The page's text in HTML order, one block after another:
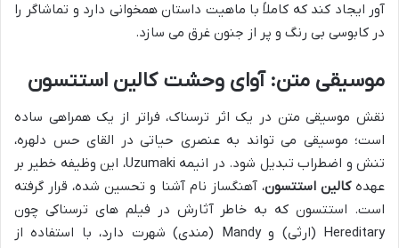
آور ایجاد کند که کاملاً با ماهیت داستان همخوانی دارد و تماشاگر را
در کابوسی بی رنگ و پر از جنون غرق می سازد.
موسیقی متن: آوای وحشت کالین استتسون
نقش موسیقی متن در یک اثر ترسناک، فراتر از یک همراهی ساده
است؛ موسیقی می تواند به عنصری حیاتی در القای حس دلهره،
تنش و اضطراب تبدیل شود. در انیمه Uzumaki، این وظیفه خطیر بر
عهدهکالین استتسون، آهنگساز نام آشنا و تحسین شده، قرار گرفته
است. استتسون که به خاطر آثارش در فیلم های ترسناکی چون
Hereditary (ارثی) وMandy (مندی) شهرت دارد، با استفاده از